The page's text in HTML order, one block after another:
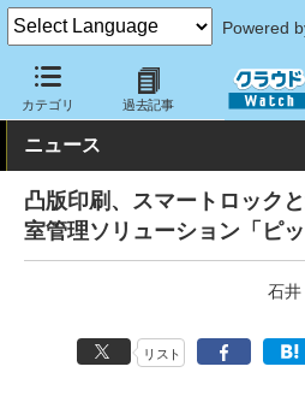
Powered
カテゴリ 過去記事
クラウド Watch トピック 協業・提
ニュース
凸版印刷、スマートロック
室管理ソリューション「ピ
石
リスト